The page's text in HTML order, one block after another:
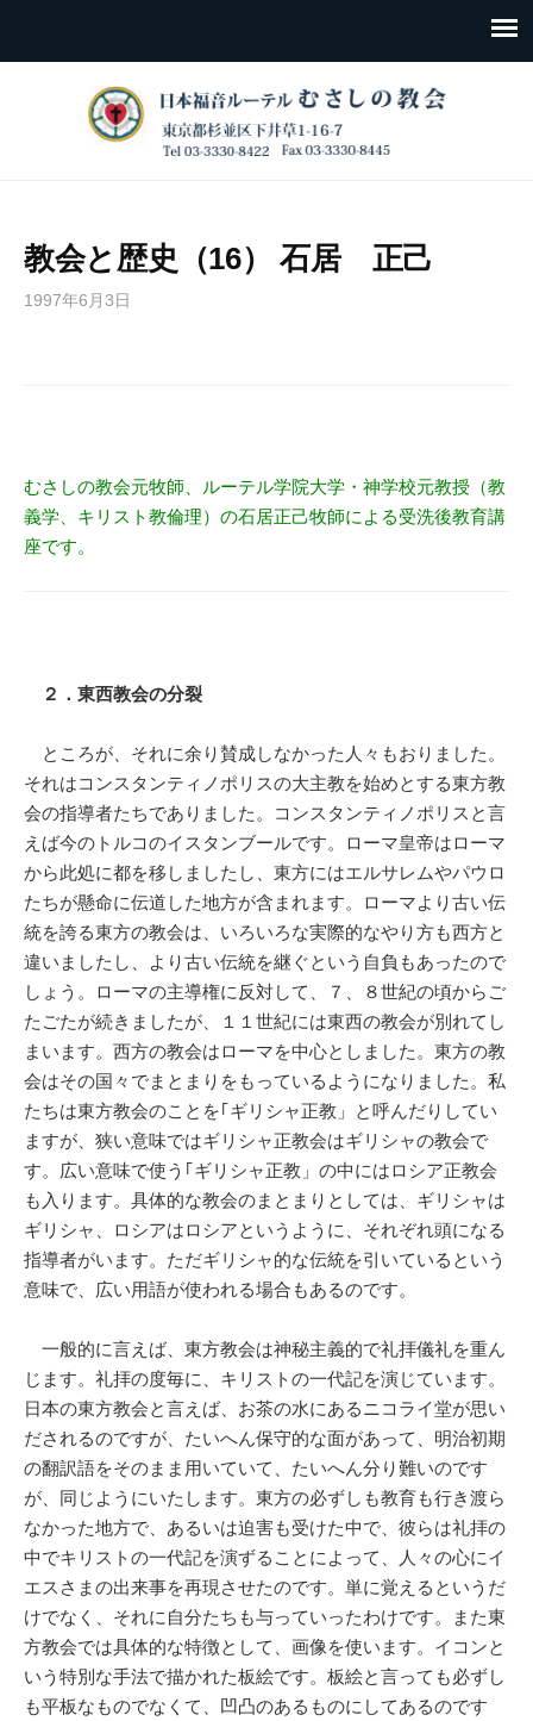
教会と歴史（16） 石居 正己
1997年6月3日
むさしの教会元牧師、ルーテル学院大学・神学校元教授（教
義学、キリスト教倫理）の石居正己牧師による受洗後教育講
座です。
２．東西教会の分裂
ところが、それに余り賛成しなかった人々もおりました。
それはコンスタンティノポリスの大主教を始めとする東方教
会の指導者たちでありました。コンスタンティノポリスと言
えば今のトルコのイスタンブールです。ローマ皇帝はローマ
から此処に都を移しましたし、東方にはエルサレムやパウロ
たちが懸命に伝道した地方が含まれます。ローマより古い伝
統を誇る東方の教会は、いろいろな実際的なやり方も西方と
違いましたし、より古い伝統を継ぐという自負もあったので
しょう。ローマの主導権に反対して、７、８世紀の頃からご
たごたが続きましたが、１１世紀には東西の教会が別れてし
まいます。西方の教会はローマを中心としました。東方の教
会はその国々でまとまりをもっているようになりました。私
たちは東方教会のことを｢ギリシャ正教」と呼んだりしてい
ますが、狭い意味ではギリシャ正教会はギリシャの教会で
す。広い意味で使う｢ギリシャ正教」の中にはロシア正教会
も入ります。具体的な教会のまとまりとしては、ギリシャは
ギリシャ、ロシアはロシアというように、それぞれ頭になる
指導者がいます。ただギリシャ的な伝統を引いているという
意味で、広い用語が使われる場合もあるのです。
一般的に言えば、東方教会は神秘主義的で礼拝儀礼を重ん
じます。礼拝の度毎に、キリストの一代記を演じています。
日本の東方教会と言えば、お茶の水にあるニコライ堂が思い
だされるのですが、たいへん保守的な面があって、明治初期
の翻訳語をそのまま用いていて、たいへん分り難いのです
が、同じようにいたします。東方の必ずしも教育も行き渡ら
なかった地方で、あるいは迫害も受けた中で、彼らは礼拝の
中でキリストの一代記を演ずることによって、人々の心にイ
エスさまの出来事を再現させたのです。単に覚えるというだ
けでなく、それに自分たちも与っていったわけです。また東
方教会では具体的な特徴として、画像を使います。イコンと
いう特別な手法で描かれた板絵です。板絵と言っても必ずし
も平板なものでなくて、凹凸のあるものにしてあるのです